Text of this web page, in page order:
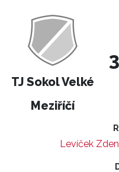
TJ Sokol Velké
Meziříčí
Levíček